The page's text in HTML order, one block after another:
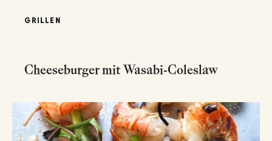
GRILLEN
Cheeseburger mit Wasabi-Coleslaw